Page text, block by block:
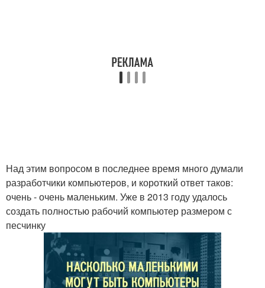
Над этим вопросом в последнее время много думали
разработчики компьютеров, и короткий ответ таков:
очень - очень маленьким. Уже в 2013 году удалось
создать полностью рабочий компьютер размером с
песчинку